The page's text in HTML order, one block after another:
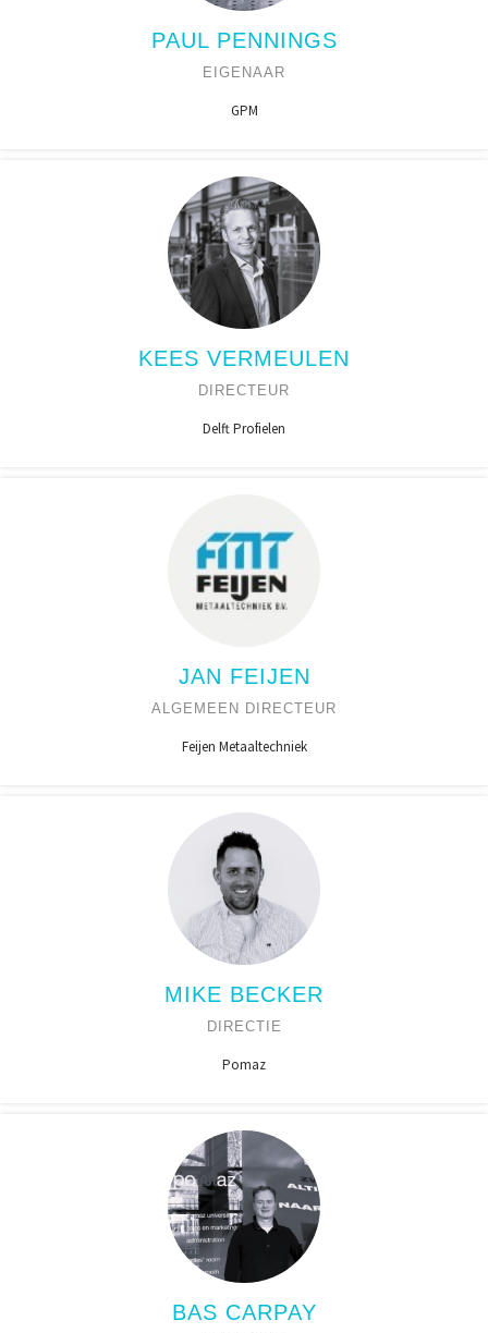
PAUL PENNINGS
EIGENAAR
GPM
KEES VERMEULEN
DIRECTEUR
Delft Profielen
JAN FEIJEN
ALGEMEEN DIRECTEUR
Feijen Metaaltechniek
MIKE BECKER
DIRECTIE
Pomaz
BAS CARPAY